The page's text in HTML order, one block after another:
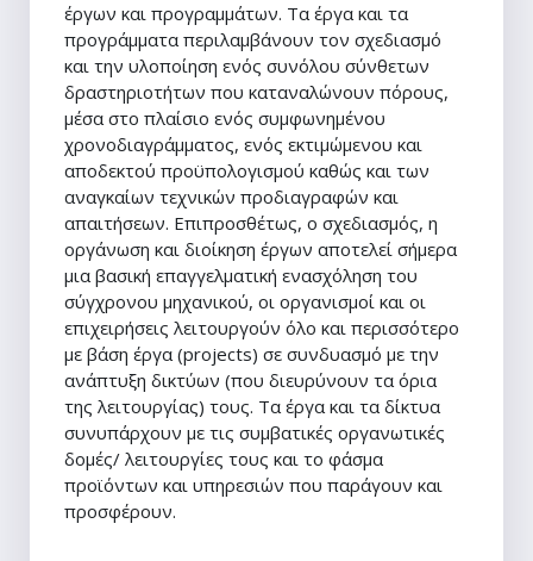
έργων και προγραμμάτων. Τα έργα και τα
προγράμματα περιλαμβάνουν τον σχεδιασμό
και την υλοποίηση ενός συνόλου σύνθετων
δραστηριοτήτων που καταναλώνουν πόρους,
μέσα στο πλαίσιο ενός συμφωνημένου
χρονοδιαγράμματος, ενός εκτιμώμενου και
αποδεκτού προϋπολογισμού καθώς και των
αναγκαίων τεχνικών προδιαγραφών και
απαιτήσεων. Επιπροσθέτως, ο σχεδιασμός, η
οργάνωση και διοίκηση έργων αποτελεί σήμερα
μια βασική επαγγελματική ενασχόληση του
σύγχρονου μηχανικού, οι οργανισμοί και οι
επιχειρήσεις λειτουργούν όλο και περισσότερο
με βάση έργα (projects) σε συνδυασμό με την
ανάπτυξη δικτύων (που διευρύνουν τα όρια
της λειτουργίας) τους. Τα έργα και τα δίκτυα
συνυπάρχουν με τις συμβατικές οργανωτικές
δομές/ λειτουργίες τους και το φάσμα
προϊόντων και υπηρεσιών που παράγουν και
προσφέρουν.